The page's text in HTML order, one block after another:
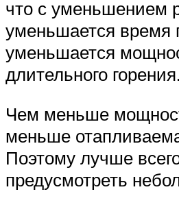
что с уменьшением
уменьшается время
уменьшается
длительного горения.
Чем меньше
меньше
Поэтому лучше
предусмотреть